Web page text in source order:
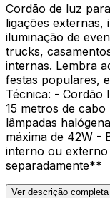
Cordão de luz
ligações externas,
iluminação de
trucks,
internas. Lembra
festas populares,
Técnica: - Cordão
15 metros de
lâmpadas
máxima de 42W -
interno ou
separadamente**
Ver descrição completa